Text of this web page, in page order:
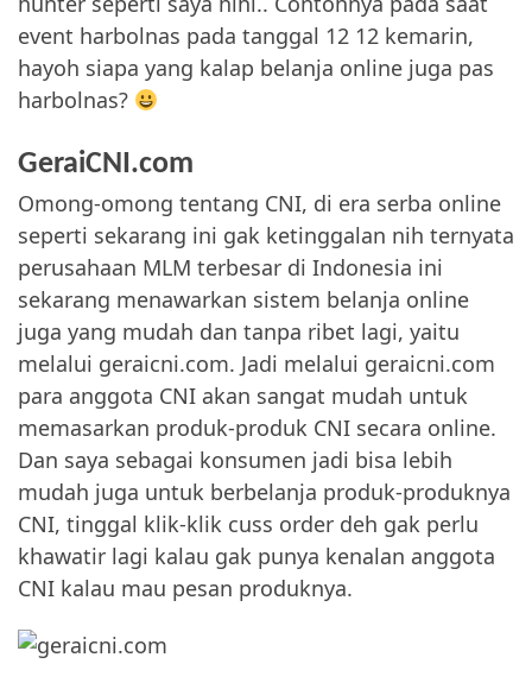
event harbolnas pada tanggal 12 12 kemarin,
hayoh siapa yang kalap belanja online juga pas
harbolnas?
GeraiCNI.com
Omong-omong tentang CNI, di era serba online
seperti sekarang ini gak ketinggalan nih ternyata
perusahaan MLM terbesar di Indonesia ini
sekarang menawarkan sistem belanja online
juga yang mudah dan tanpa ribet lagi, yaitu
melalui geraicni.com. Jadi melalui geraicni.com
para anggota CNI akan sangat mudah untuk
memasarkan produk-produk CNI secara online.
Dan saya sebagai konsumen jadi bisa lebih
mudah juga untuk berbelanja produk-produknya
CNI, tinggal klik-klik cuss order deh gak perlu
khawatir lagi kalau gak punya kenalan anggota
CNI kalau mau pesan produknya.